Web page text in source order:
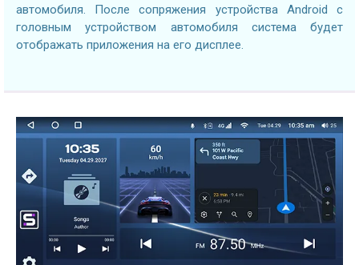
автомобиля. После сопряжения устройства Android с
головным устройством автомобиля система будет
отображать приложения на его дисплее.